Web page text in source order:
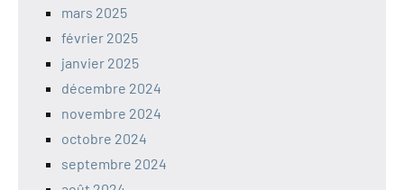
mars 2025
février 2025
janvier 2025
décembre 2024
novembre 2024
octobre 2024
septembre 2024